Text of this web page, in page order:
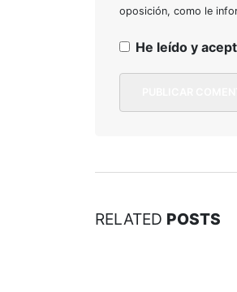
oposición, como le
He leído y
RELATED POSTS